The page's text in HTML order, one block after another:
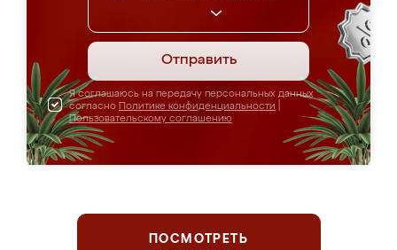
Отправить
Я соглашаюсь на передачу персональных данных
согласно Политике конфиденциальности
Пользовательскому соглашению
ПОСМОТРЕТЬ